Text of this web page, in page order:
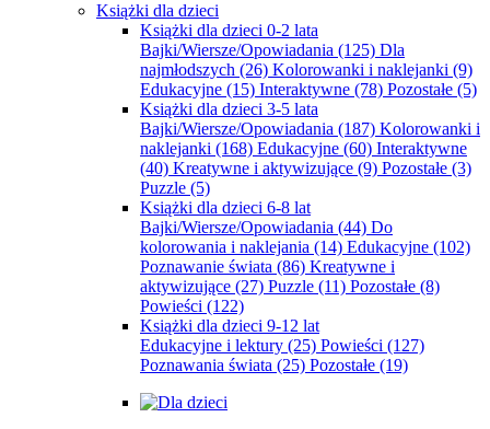
Książki dla dzieci
Książki dla dzieci 0-2 lata
Bajki/Wiersze/Opowiadania (125) Dla
najmłodszych (26) Kolorowanki i naklejanki (9)
Edukacyjne (15) Interaktywne (78) Pozostałe (5)
Książki dla dzieci 3-5 lata
Bajki/Wiersze/Opowiadania (187) Kolorowanki i
naklejanki (168) Edukacyjne (60) Interaktywne
(40) Kreatywne i aktywizujące (9) Pozostałe (3)
Puzzle (5)
Książki dla dzieci 6-8 lat
Bajki/Wiersze/Opowiadania (44) Do
kolorowania i naklejania (14) Edukacyjne (102)
Poznawanie świata (86) Kreatywne i
aktywizujące (27) Puzzle (11) Pozostałe (8)
Powieści (122)
Książki dla dzieci 9-12 lat
Edukacyjne i lektury (25) Powieści (127)
Poznawania świata (25) Pozostałe (19)